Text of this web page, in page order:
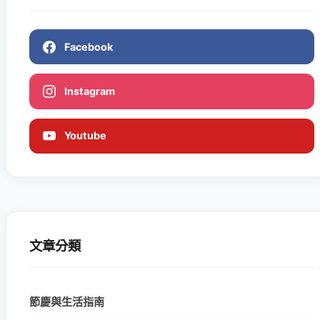
Facebook
Instagram
Youtube
文章分類
節慶與生活指南